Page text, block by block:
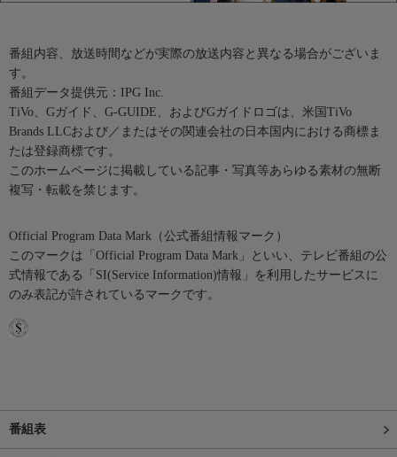
番組内容、放送時間などが実際の放送内容と異なる場合がございま
す。
番組データ提供元：IPG Inc.
TiVo、Gガイド、G-GUIDE、およびGガイドロゴは、米国TiVo
Brands LLCおよび／またはその関連会社の日本国内における商標ま
たは登録商標です。
このホームページに掲載している記事・写真等あらゆる素材の無断
複写・転載を禁じます。
Official Program Data Mark（公式番組情報マーク）
このマークは「Official Program Data Mark」といい、テレビ番組の公
式情報である「SI(Service Information)情報」を利用したサービスに
のみ表記が許されているマークです。
番組表